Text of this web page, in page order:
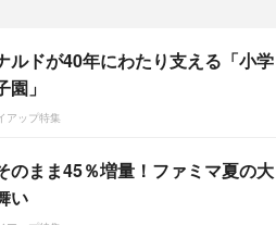
ルドが40年にわたり支える「小学
園」
アップ特集
のまま45％増量！ファミマ夏の大
い